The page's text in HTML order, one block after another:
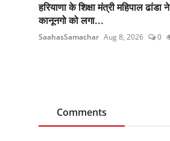
हरियाणा के शिक्षा मंत्री महिपाल ढांडा ने
कानूनगो को लगा...
SaahasSamachar Aug 8, 2026 0
Comments